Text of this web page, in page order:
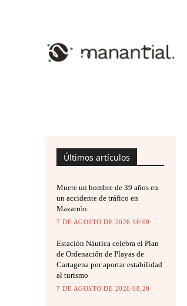
Últimos artículos
Muere un hombre de 39 años en
un accidente de tráfico en
Mazarrón
7 DE AGOSTO DE 2026 16:00
Estación Náutica celebra el Plan
de Ordenación de Playas de
Cartagena por aportar estabilidad
al turismo
7 DE AGOSTO DE 2026 08:20